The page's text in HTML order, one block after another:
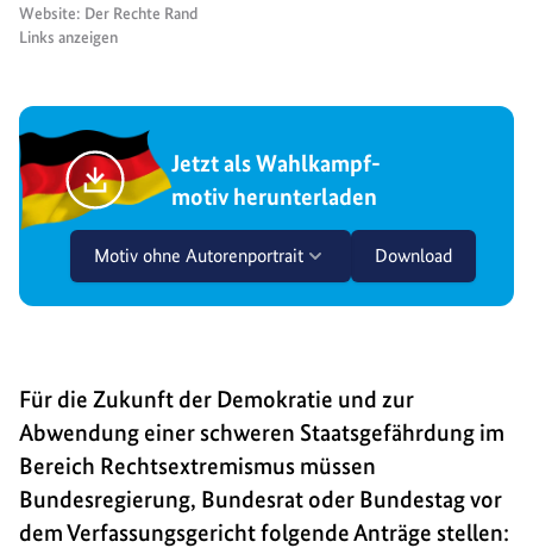
Website: Der Rechte Rand
Links anzeigen
Jetzt als Wahlkampf-
motiv herunterladen
Motiv ohne Autorenportrait Download
Für die Zukunft der Demokratie und zur
Abwendung einer schweren Staatsgefährdung im
Bereich Rechtsextremismus müssen
Bundesregierung, Bundesrat oder Bundestag vor
dem Verfassungsgericht folgende Anträge stellen: